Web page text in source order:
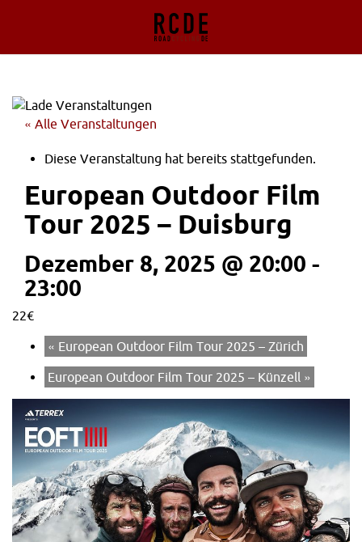
« Alle Veranstaltungen
Diese Veranstaltung hat bereits stattgefunden.
European Outdoor Film
Tour 2025 – Duisburg
Dezember 8, 2025 @ 20:00 -
23:00
22€
« European Outdoor Film Tour 2025 – Zürich
European Outdoor Film Tour 2025 – Künzell »